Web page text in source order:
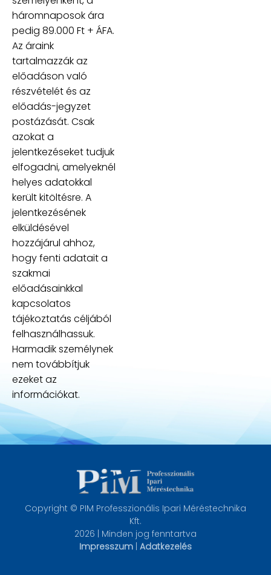
háromnaposok ára
pedig 89.000 Ft + ÁFA.
Az áraink
tartalmazzák az
előadáson való
részvételét és az
előadás-jegyzet
postázását. Csak
azokat a
jelentkezéseket tudjuk
elfogadni, amelyeknél
helyes adatokkal
került kitöltésre. A
jelentkezésének
elküldésével
hozzájárul ahhoz,
hogy fenti adatait a
szakmai
előadásainkkal
kapcsolatos
tájékoztatás céljából
felhasználhassuk.
Harmadik személynek
nem továbbítjuk
ezeket az
információkat.
Copyright © PIM Professzionális Ipari Méréstechnika
Kft.
2026 | Minden jog fenntartva
Impresszum | Adatkezelés